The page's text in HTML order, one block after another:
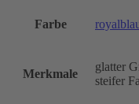
Farbe
Merkmale
glatter
steifer